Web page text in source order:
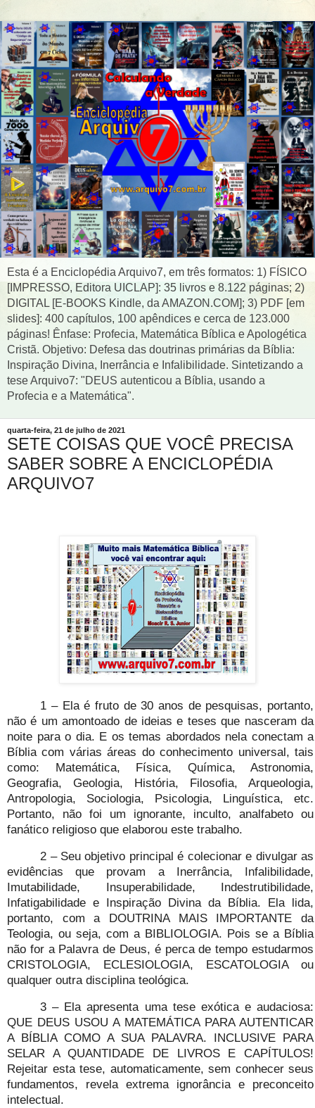
Esta é a Enciclopédia Arquivo7, em três formatos: 1) FÍSICO
[IMPRESSO, Editora UICLAP]: 35 livros e 8.122 páginas; 2)
DIGITAL [E-BOOKS Kindle, da AMAZON.COM]; 3) PDF [em
slides]: 400 capítulos, 100 apêndices e cerca de 123.000
páginas! Ênfase: Profecia, Matemática Bíblica e Apologética
Cristã. Objetivo: Defesa das doutrinas primárias da Bíblia:
Inspiração Divina, Inerrância e Infalibilidade. Sintetizando a
tese Arquivo7: "DEUS autenticou a Bíblia, usando a
Profecia e a Matemática".
quarta-feira, 21 de julho de 2021
SETE COISAS QUE VOCÊ PRECISA
SABER SOBRE A ENCICLOPÉDIA
ARQUIVO7
1 – Ela é fruto de 30 anos de pesquisas, portanto,
não é um amontoado de ideias e teses que nasceram da
noite para o dia. E os temas abordados nela conectam a
Bíblia com várias áreas do conhecimento universal, tais
como: Matemática, Física, Química, Astronomia,
Geografia, Geologia, História, Filosofia, Arqueologia,
Antropologia, Sociologia, Psicologia, Linguística, etc.
Portanto, não foi um ignorante, inculto, analfabeto ou
fanático religioso que elaborou este trabalho.
2 – Seu objetivo principal é colecionar e divulgar as
evidências que provam a Inerrância, Infalibilidade,
Imutabilidade, Insuperabilidade, Indestrutibilidade,
Infatigabilidade e Inspiração Divina da Bíblia. Ela lida,
portanto, com a DOUTRINA MAIS IMPORTANTE da
Teologia, ou seja, com a BIBLIOLOGIA. Pois se a Bíblia
não for a Palavra de Deus, é perca de tempo estudarmos
CRISTOLOGIA, ECLESIOLOGIA, ESCATOLOGIA ou
qualquer outra disciplina teológica.
3 – Ela apresenta uma tese exótica e audaciosa:
QUE DEUS USOU A MATEMÁTICA PARA AUTENTICAR
A BÍBLIA COMO A SUA PALAVRA. INCLUSIVE PARA
SELAR A QUANTIDADE DE LIVROS E CAPÍTULOS!
Rejeitar esta tese, automaticamente, sem conhecer seus
fundamentos, revela extrema ignorância e preconceito
intelectual.